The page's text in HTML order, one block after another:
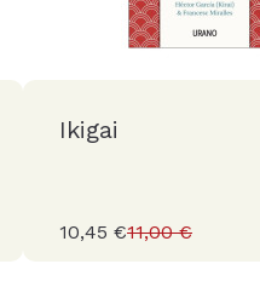
Ikigai
10,45 €11,00 €